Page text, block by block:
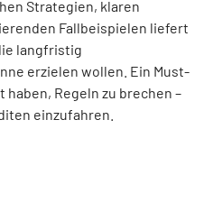
Strategien, klaren
Fallbeispielen liefert
langfristig
erzielen wollen. Ein Must-
haben, Regeln zu brechen –
einzufahren.